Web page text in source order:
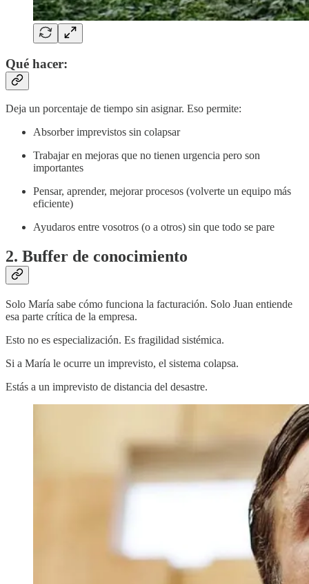
Qué hacer:
Deja un porcentaje de tiempo sin asignar. Eso permite:
Absorber imprevistos sin colapsar
Trabajar en mejoras que no tienen urgencia pero son
importantes
Pensar, aprender, mejorar procesos (volverte un equipo más
eficiente)
Ayudaros entre vosotros (o a otros) sin que todo se pare
2. Buffer de conocimiento
Solo María sabe cómo funciona la facturación. Solo Juan entiende
esa parte crítica de la empresa.
Esto no es especialización. Es fragilidad sistémica.
Si a María le ocurre un imprevisto, el sistema colapsa.
Estás a un imprevisto de distancia del desastre.